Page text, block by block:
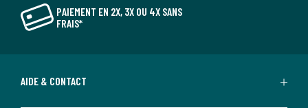
PAIEMENT EN 2X, 3X OU 4X SANS
FRAIS*
AIDE & CONTACT